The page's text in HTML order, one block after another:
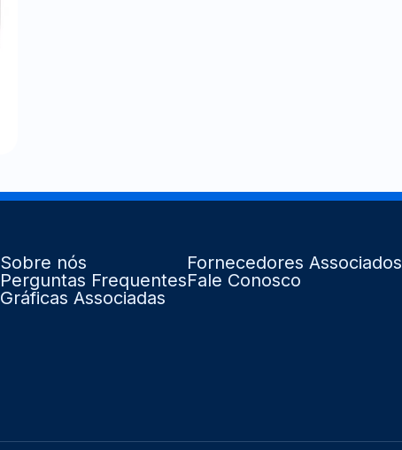
Sobre nós
Perguntas Frequentes
Gráficas Associadas
Fornecedores Associados
Fale Conosco